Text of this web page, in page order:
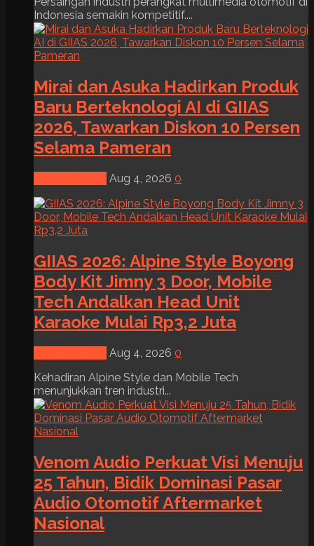
Indonesia semakin kompetitif....
Mirai dan Asuka Hadirkan Produk
Baru Berteknologi AI di GIIAS
2026, Tawarkan Diskon 10 Persen
Selama Pameran
Aug 4, 2026 0
GIIAS 2026: Alpine Style Boyong
Body Kit Jimny 3 Door, Mobile
Tech Andalkan Head Unit
Karaoke Mulai Rp3,2 Juta
Aug 4, 2026 0
Kehadiran Alpine Style dan Mobile Tech
menunjukkan tren industri...
Venom Audio Perkuat Visi Menuju
25 Tahun, Bidik Dominasi Pasar
Audio Otomotif Aftermarket
Nasional